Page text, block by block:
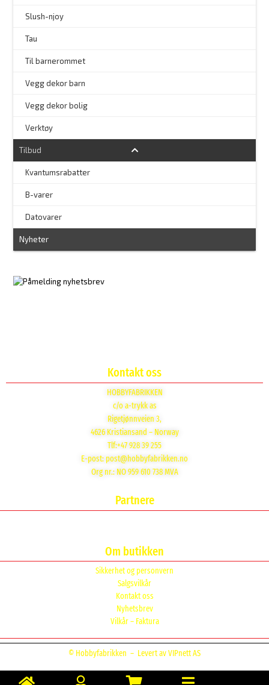
Slush-njoy
Tau
Til barnerommet
Vegg dekor barn
Vegg dekor bolig
Verktøy
Tilbud
Kvantumsrabatter
B-varer
Datovarer
Nyheter
Kontakt oss
HOBBYFABRIKKEN
c/o a-trykk as
Rigetjønnveien 3,
4626 Kristiansand – Norway
Tlf:+47 928 39 255
E-post: post@hobbyfabrikken.no
Org nr.: NO 959 610 738 MVA
Partnere
Om butikken
Sikkerhet og personvern
Salgsvilkår
Kontakt oss
Nyhetsbrev
Vilkår – Faktura
© Hobbyfabrikken – Levert av VIPnett AS